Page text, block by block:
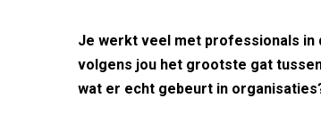
Je werkt veel met professionals in
volgens jou het grootste gat
wat er echt gebeurt in